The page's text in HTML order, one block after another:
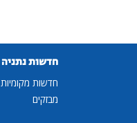
חדשות נתניה
חדשות מקומיות
מבזקים